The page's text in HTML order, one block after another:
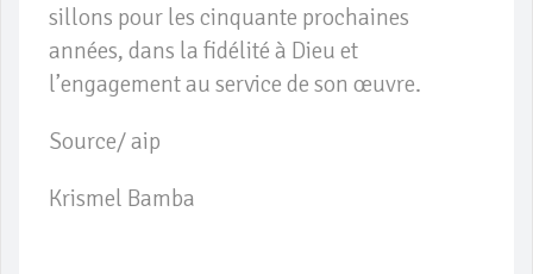
sillons pour les cinquante prochaines
années, dans la fidélité à Dieu et
l’engagement au service de son œuvre.
Source/ aip
Krismel Bamba